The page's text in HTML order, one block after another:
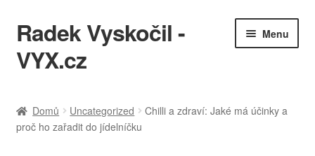
Přeskočit
na
navigaci
Přejít
k
obsahu
Radek Vyskočil -
VYX.cz
Menu
Ukázky práce
Domů Uncategorized
Chilli a zdraví: Jaké má účinky a
proč ho zařadit do jídelníčku